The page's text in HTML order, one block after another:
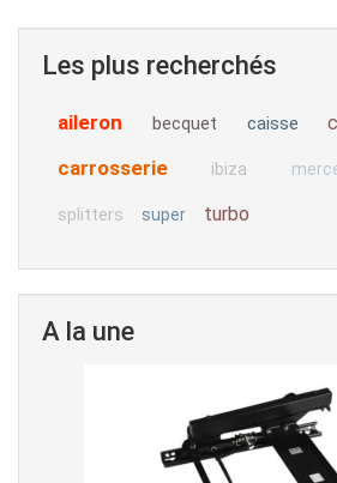
Les plus recherchés
aileron becquet caisse
carrosserie ibiza
splitters super turbo
A la une